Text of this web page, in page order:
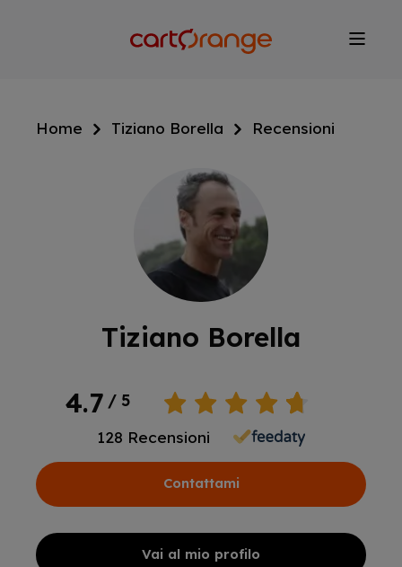
Home Tiziano Borella Recensioni
Tiziano Borella
4.7 / 5
128 Recensioni
Contattami
Vai al mio profilo